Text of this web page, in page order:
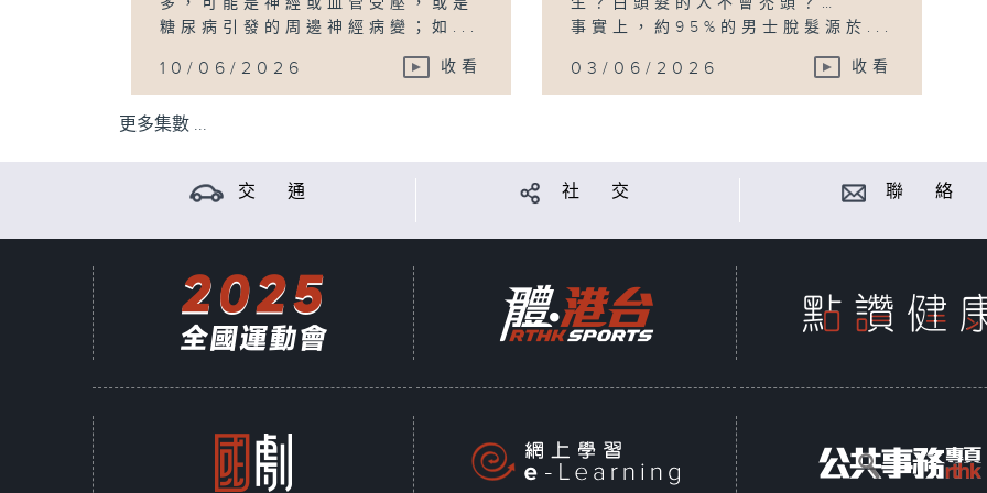
糖尿病引發的周邊神經病變；如...
10/06/2026 收看
事實上，約95%的男士脫髮源於...
03/06/2026 收看
更多集數 ...
交 通 社 交 聯 絡